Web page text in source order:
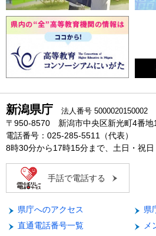
新潟県庁 法人番号 5000020150002
〒950-8570 新潟市中央区新光町4番地1
電話番号：025-285-5511（代表）
8時30分から17時15分まで、土日・祝日
手話で電話する
県庁へのアクセス
県
直通電話番号一覧
メ